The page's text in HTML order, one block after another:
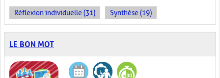
Réflexion individuelle (31) Synthèse (19)
LE BON MOT